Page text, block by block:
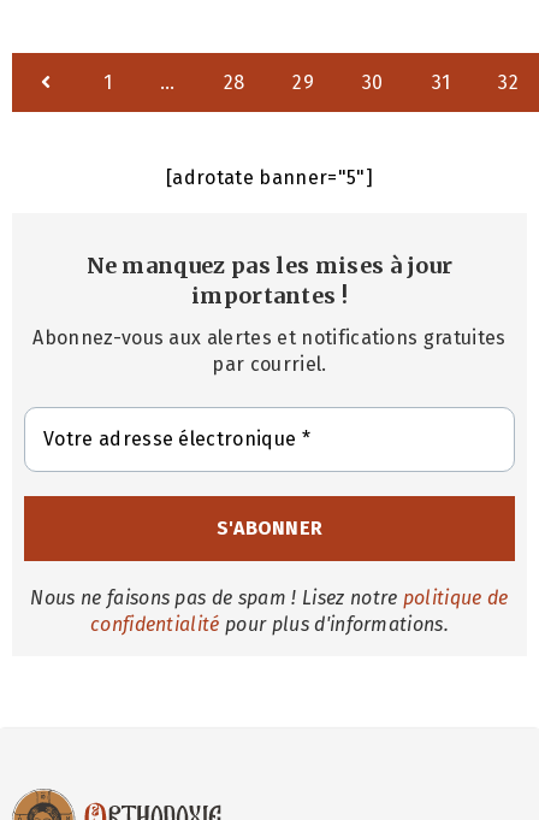
1 … 28 29 30 31 32
[adrotate banner="5"]
Ne manquez pas les mises à jour
importantes !
Abonnez-vous aux alertes et notifications gratuites
par courriel.
Nous ne faisons pas de spam ! Lisez notre politique de
confidentialité pour plus d'informations.